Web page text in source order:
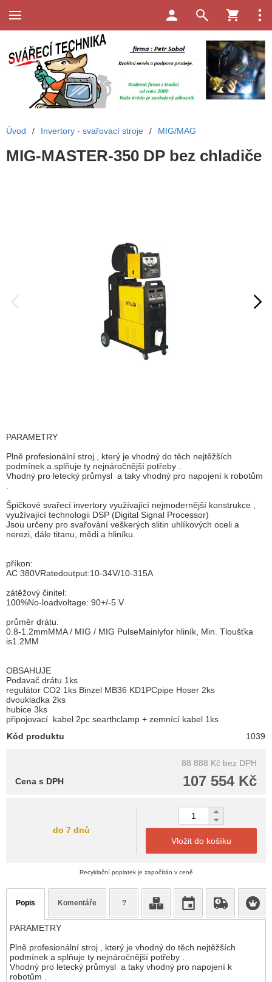
Úvod / Invertory - svařovací stroje / MIG/MAG
MIG-MASTER-350 DP bez chladiče
PARAMETRY
Plně profesionální stroj , který je vhodný do těch nejtěžších
podmínek a splňuje ty nejnáročnější potřeby .
Vhodný pro letecký průmysl a taky vhodný pro napojení k robotům
Špičkové svařecí invertory využívající nejmodernější konstrukce ,
využívající technologii DSP (Digital Signal Processor)
Jsou určeny pro svařování veškerých slitin uhlíkových oceli a
nerezi, dále titanu, mědi a hliníku.
příkon:
AC 380VRatedoutput:10-34V/10-315A
zátěžový činitel:
100%No-loadvoltage: 90+/-5 V
průměr drátu:
0.8-1.2mmMMA / MIG / MIG PulseMainlyfor hliník, Min. Tloušťka
is1.2MM
OBSAHUJE
Podavač drátu 1ks
regulátor CO2 1ks Binzel MB36 KD1PCpipe Hoser 2ks
dvoukladka 2ks
hubice 3ks
připojovací kabel 2pc searthclamp + zemnící kabel 1ks
Kód produktu
1039
88 888 Kč bez DPH
107 554 Kč
Cena s DPH
do 7 dnů
Vložit do košíku
Recyklační poplatek je započítán v ceně
Popis Komentáře ?
PARAMETRY
Plně profesionální stroj , který je vhodný do těch nejtěžších
podmínek a splňuje ty nejnáročnější potřeby .
Vhodný pro letecký průmysl a taky vhodný pro napojení k
robotům .